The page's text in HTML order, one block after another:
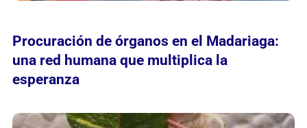
Procuración de órganos en el Madariaga:
una red humana que multiplica la
esperanza